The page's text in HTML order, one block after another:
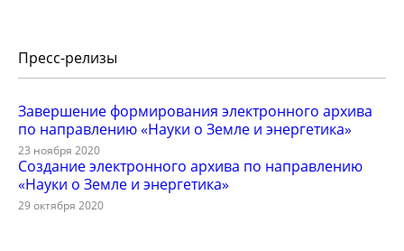
Пресс-релизы
Завершение формирования электронного архива
по направлению «Науки о Земле и энергетика»
23 ноября 2020
Создание электронного архива по направлению
«Науки о Земле и энергетика»
29 октября 2020